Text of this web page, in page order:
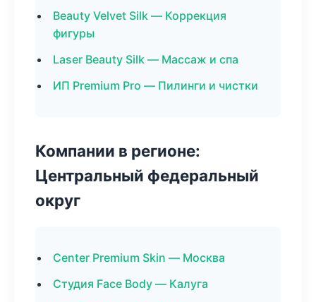
Beauty Velvet Silk — Коррекция
фигуры
Laser Beauty Silk — Массаж и спа
ИП Premium Pro — Пилинги и чистки
Компании в регионе:
Центральный федеральный
округ
Center Premium Skin — Москва
Студия Face Body — Калуга